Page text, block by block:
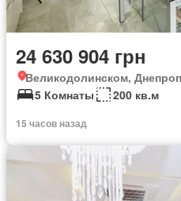
24 630 904 грн
Великодолинском,
5 Комнаты
200 кв.м
15 часов назад